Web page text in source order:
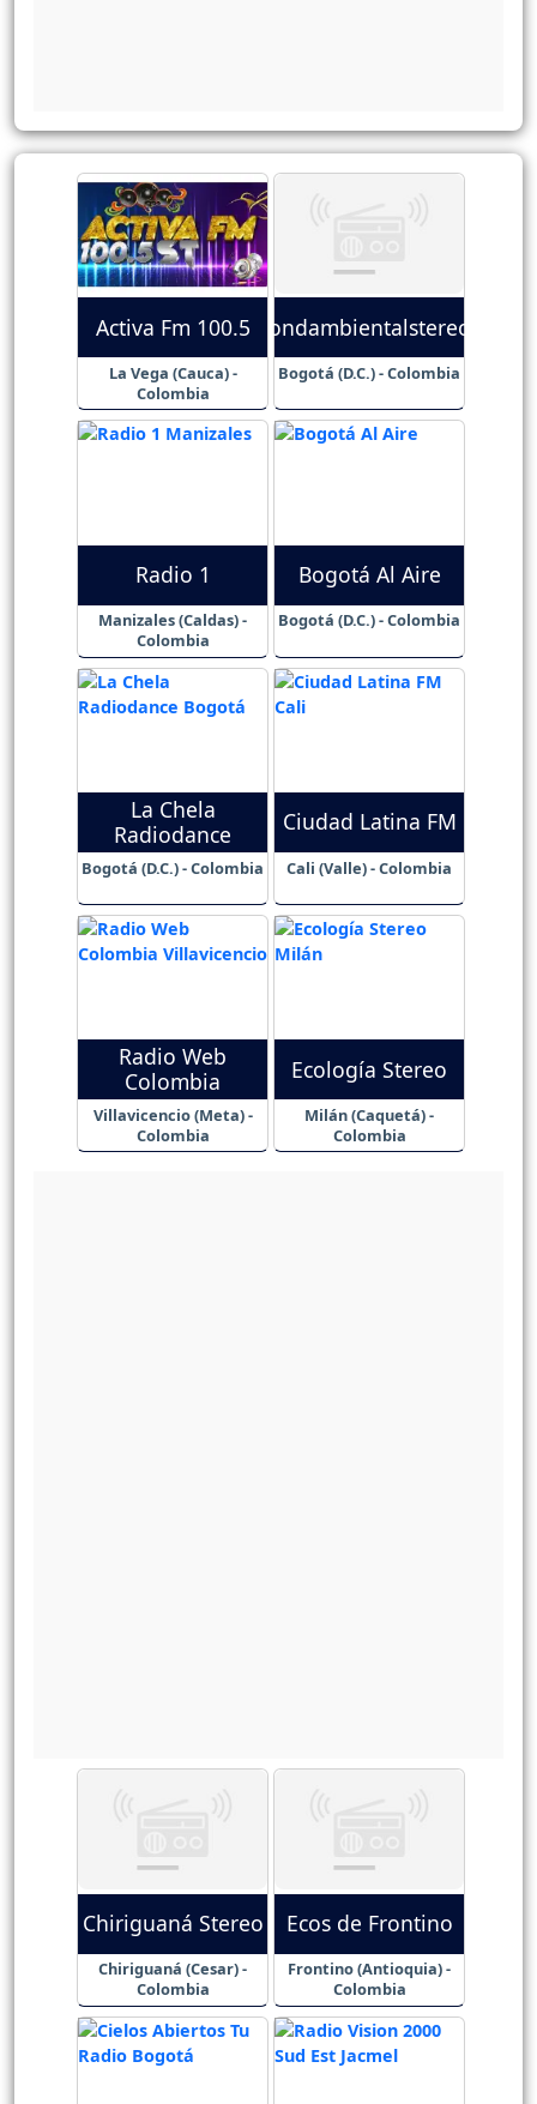
Activa Fm 100.5
La Vega (Cauca) -
Colombia
ondambientalstereo
Bogotá (D.C.) - Colombia
Radio 1
Manizales (Caldas) -
Colombia
Bogotá Al Aire
Bogotá (D.C.) - Colombia
La Chela
Radiodance
Bogotá (D.C.) - Colombia
Ciudad Latina FM
Cali (Valle) - Colombia
Radio Web
Colombia
Villavicencio (Meta) -
Colombia
Ecología Stereo
Milán (Caquetá) -
Colombia
Chiriguaná Stereo
Chiriguaná (Cesar) -
Colombia
Ecos de Frontino
Frontino (Antioquia) -
Colombia